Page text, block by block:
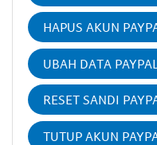
HAPUS AKUN
UBAH DATA PAYPAL
RESET SANDI
TUTUP AKUN